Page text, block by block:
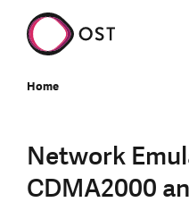
Home
Network
CDMA2000